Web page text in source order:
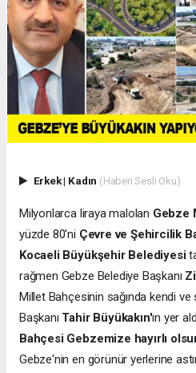
Erkek| Kadın (Haberi Sesli Oku)
Milyonlarca liraya malolan Gebze
yüzde 80'ni Çevre ve Şehircilik
Kocaeli Büyükşehir Belediyesi
rağmen Gebze Belediye Başkanı
Millet Bahçesinin sağında kendi
Başkanı Tahir Büyükakın'ın yer
Bahçesi Gebzemize hayırlı
Gebze'nin en görünür yerlerine